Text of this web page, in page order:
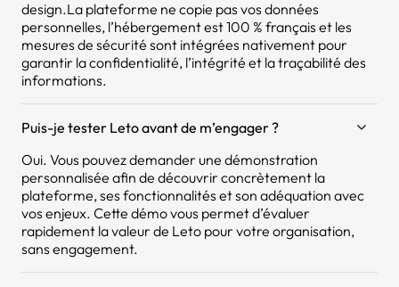
design.La plateforme ne copie pas vos données
personnelles, l’hébergement est 100 % français et les
mesures de sécurité sont intégrées nativement pour
garantir la confidentialité, l’intégrité et la traçabilité des
informations.
Puis-je tester Leto avant de m’engager ?
Oui. Vous pouvez demander une démonstration
personnalisée afin de découvrir concrètement la
plateforme, ses fonctionnalités et son adéquation avec
vos enjeux. Cette démo vous permet d’évaluer
rapidement la valeur de Leto pour votre organisation,
sans engagement.